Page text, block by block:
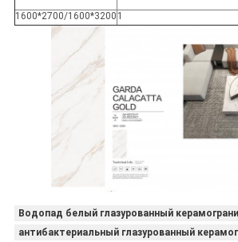
1600*2700/1600*3200 1
Водопад белый глазурованный
антибактериальный глазурованный